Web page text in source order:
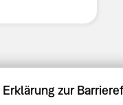
Erklärung zur